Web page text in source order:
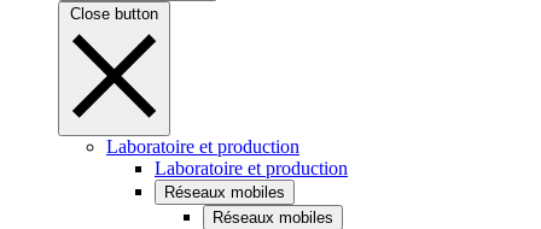
Close button
Laboratoire et production
Laboratoire et production
Réseaux mobiles
Réseaux mobiles